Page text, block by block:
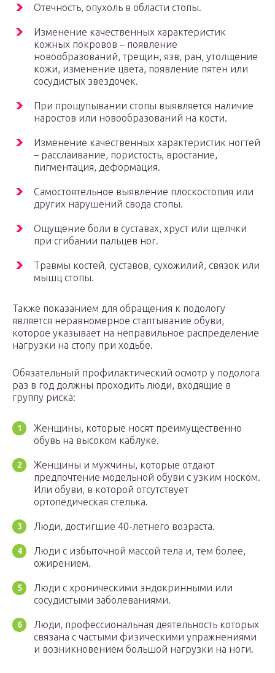
Отечность, опухоль в области стопы.
Изменение качественных характеристик
кожных покровов – появление
новообразований, трещин, язв, ран, утолщение
кожи, изменение цвета, появление пятен или
сосудистых звездочек.
При прощупывании стопы выявляется наличие
наростов или новообразований на кости.
Изменение качественных характеристик ногтей
– расслаивание, пористость, вростание,
пигментация, деформация.
Самостоятельное выявление плоскостопия или
других нарушений свода стопы.
Ощущение боли в суставах, хруст или щелчки
при сгибании пальцев ног.
Травмы костей, суставов, сухожилий, связок или
мышц стопы.
Также показанием для обращения к подологу
является неравномерное стаптывание обуви,
которое указывает на неправильное распределение
нагрузки на стопу при ходьбе.
Обязательный профилактический осмотр у подолога
раз в год должны проходить люди, входящие в
группу риска:
Женщины, которые носят преимущественно
обувь на высоком каблуке.
Женщины и мужчины, которые отдают
предпочтение модельной обуви с узким носком.
Или обуви, в которой отсутствует
ортопедическая стелька.
Люди, достигшие 40-летнего возраста.
Люди с избыточной массой тела и, тем более,
ожирением.
Люди с хроническими эндокринными или
сосудистыми заболеваниями.
Люди, профессиональная деятельность которых
связана с частыми физическими упражнениями
и возникновением большой нагрузки на ноги.